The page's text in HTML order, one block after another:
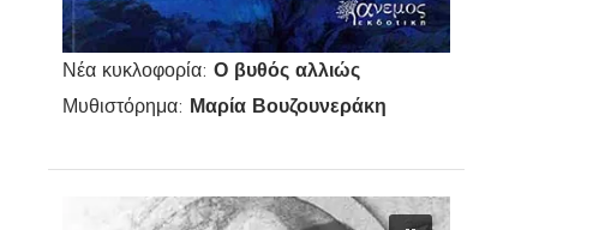
Νέα κυκλοφορία:Ο βυθός αλλιώς
Μυθιστόρημα: Μαρία Βουζουνεράκη